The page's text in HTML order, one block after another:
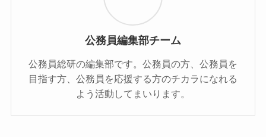
公務員編集部チーム
公務員総研の編集部です。公務員の方、公務員を
目指す方、公務員を応援する方のチカラになれる
よう活動してまいります。